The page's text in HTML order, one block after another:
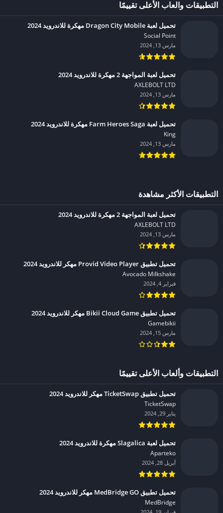
التطبيقات والعاب الأعلى تقييمًا
تحميل لعبة Dragon City Mobile مهكرة للاندرويد 2024
Social Point‏
مارس 13, 2024
تحميل لعبة المواجهة 2 مهكرة للاندرويد 2024
AXLEBOLT LTD‏
مارس 13, 2024
تحميل لعبة Farm Heroes Saga مهكرة للاندرويد 2024
King‏
مارس 13, 2024
التطبيقات الأكثر مشاهدة
تحميل لعبة المواجهة 2 مهكرة للاندرويد 2024
AXLEBOLT LTD‏
مارس 13, 2024
تحميل تطبيق Provid Video Player مهكر للاندرويد 2024
Avocado Milkshake‏
فبراير 4, 2024
تحميل تطبيق Bikii Cloud Game مهكر للاندرويد 2024
Gamebikii‏
مارس 15, 2024
التطبيقات وألعاب الأعلى تقييمًا
تحميل تطبيق TicketSwap مهكر للاندرويد 2024
TicketSwap‏
يناير 29, 2024
تحميل لعبة Slagalica مهكرة للاندرويد 2024
Aparteko‏
أبريل 28, 2024
تحميل تطبيق MedBridge GO مهكر للاندرويد 2024
MedBridge‏